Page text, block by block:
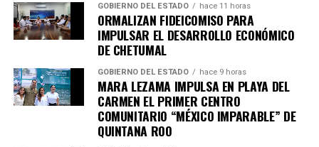
GOBIERNO DEL ESTADO hace 11 horas
ORMALIZAN FIDEICOMISO PARA
IMPULSAR EL DESARROLLO ECONÓMICO
DE CHETUMAL
GOBIERNO DEL ESTADO hace 9 horas
MARA LEZAMA IMPULSA EN PLAYA DEL
CARMEN EL PRIMER CENTRO
COMUNITARIO “MÉXICO IMPARABLE” DE
QUINTANA ROO